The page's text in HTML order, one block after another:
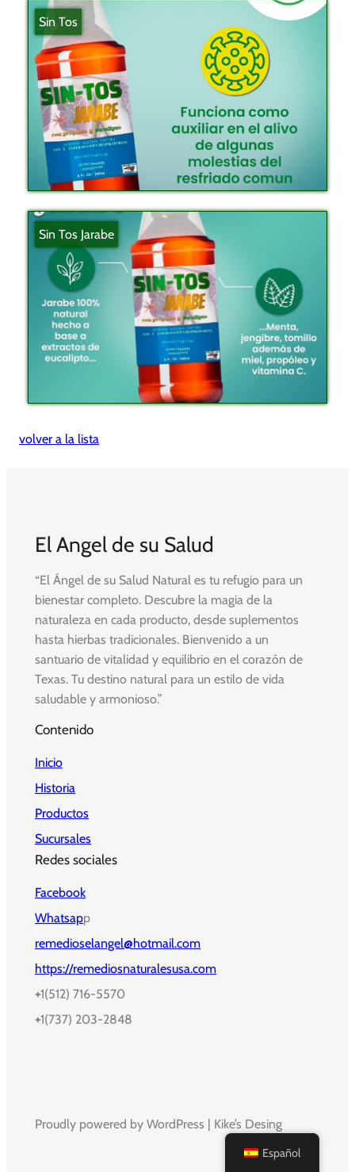
Sin Tos
Sin Tos Jarabe
volver a la lista
El Angel de su Salud
“El Ángel de su Salud Natural es tu refugio para un
bienestar completo. Descubre la magia de la
naturaleza en cada producto, desde suplementos
hasta hierbas tradicionales. Bienvenido a un
santuario de vitalidad y equilibrio en el corazón de
Texas. Tu destino natural para un estilo de vida
saludable y armonioso.”
Contenido
Inicio
Historia
Productos
Sucursales
Redes sociales
Facebook
Whatsapp
remedioselangel@hotmail.com
https://remediosnaturalesusa.com
+1(512) 716-5570
+1(737) 203-2848
Proudly powered by WordPress | Kike’s Desing
Español